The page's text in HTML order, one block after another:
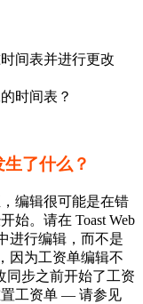
间表并进行更改
时间表？
了什么？
编辑很可能是在错
始。请在 Toast Web
进行编辑，而不是
因为工资单编辑不
同步之前开始了工资
工资单 — 请参见